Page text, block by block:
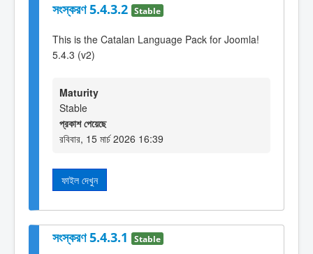
সংস্করণ 5.4.3.2 Stable
This is the Catalan Language Pack for Joomla!
5.4.3 (v2)
Maturity
Stable
প্রকাশ পেয়েছে
রবিবার, 15 মার্চ 2026 16:39
ফাইল দেখুন
সংস্করণ 5.4.3.1 Stable